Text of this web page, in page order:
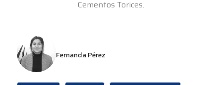
Cementos Torices.
Fernanda Pérez